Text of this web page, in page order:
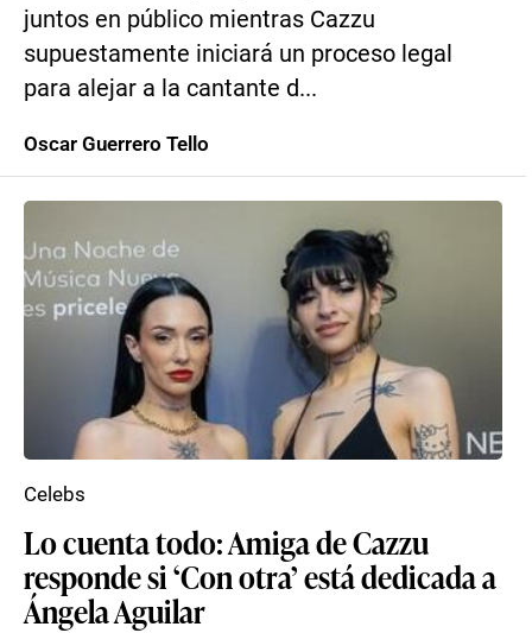
juntos en público mientras Cazzu
supuestamente iniciará un proceso legal
para alejar a la cantante d...
Oscar Guerrero Tello
Lo cuenta todo: Amiga de Cazzu
responde si ‘Con otra’ está dedicada a
Ángela Aguilar
Celebs